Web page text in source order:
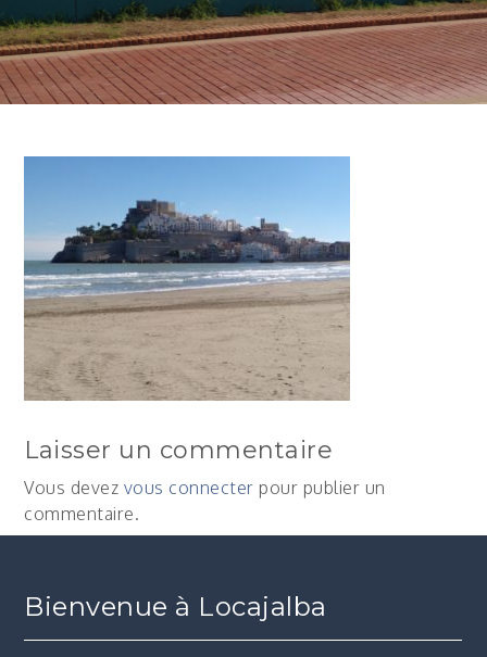
Laisser un commentaire
Vous devez vous connecter pour publier un
commentaire.
Bienvenue à Locajalba